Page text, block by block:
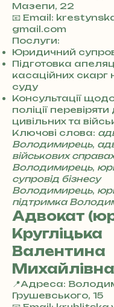
Мазепи, 22
+
3
8
0
7
3
0
4
8
5
7
8
4
📧 Email:
gmail.com
Послуги:
Юридичний
Підготовка
касаційних скарг
суду
Консультації
поліції
цивільних та
Ключові слова:
Володимирець,
військових
Володимирець,
супровід бізнесу
Володимирець,
підтримка
Адвокат
Кругліцька
Валентина
Михайлівна
📍Адреса:
Грушевського, 15